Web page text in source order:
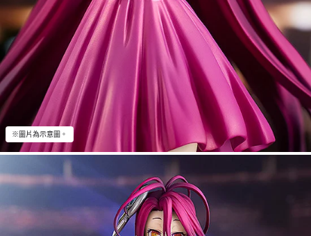
※圖片為示意圖。